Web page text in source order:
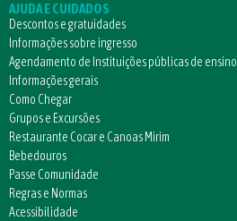
AJUDA E CUIDADOS
Descontos e gratuidades
Informações sobre ingresso
Agendamento de Instituições públicas de ensino
Informações gerais
Como Chegar
Grupos e Excursões
Restaurante Cocar e Canoas Mirim
Bebedouros
Passe Comunidade
Regras e Normas
Acessibilidade